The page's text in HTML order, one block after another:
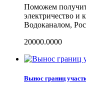
Поможем
электричество и
Водоканалом,
20000.0000
Вынос границ